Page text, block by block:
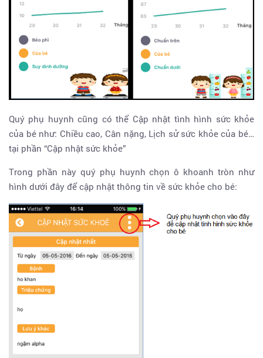
Quý phụ huynh cũng có thể Cập nhật tình hình sức khỏe
của bé như: Chiều cao, Cân nặng, Lịch sử sức khỏe của bé…
tại phần “Cập nhật sức khỏe”
Trong phần này quý phụ huynh chọn ô khoanh tròn như
hình dưới đây để cập nhật thông tin về sức khỏe cho bé: